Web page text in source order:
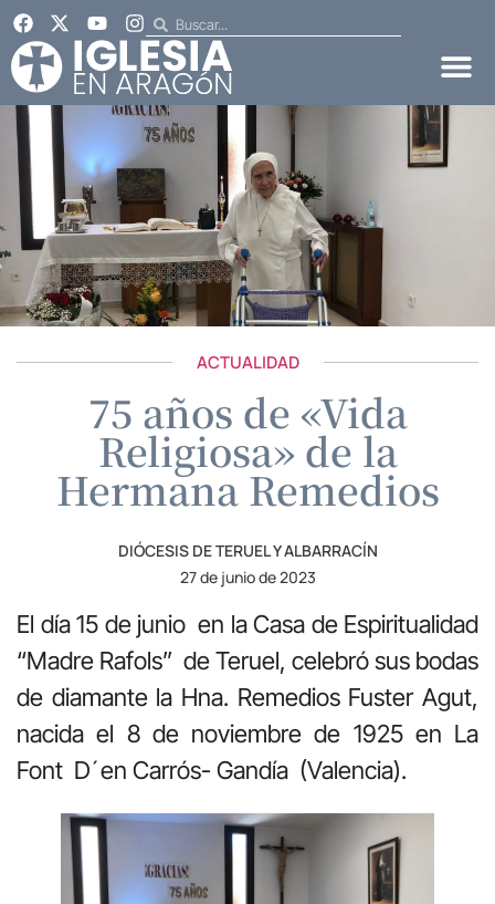
ACTUALIDAD
75 años de «Vida
Religiosa» de la
Hermana Remedios
DIÓCESIS DE TERUEL Y ALBARRACÍN
27 de junio de 2023
El día 15 de junio en la Casa de Espiritualidad
“Madre Rafols” de Teruel, celebró sus bodas
de diamante la Hna. Remedios Fuster Agut,
nacida el 8 de noviembre de 1925 en La
Font D´en Carrós- Gandía (Valencia).